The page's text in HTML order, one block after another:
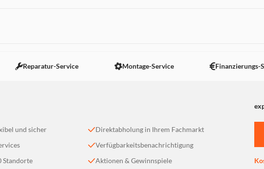
Reparatur-Service Montage-Service Finanzierungs-
und sicher
Standorte
Direktabholung in Ihrem Fachmarkt
Verfügbarkeitsbenachrichtigung
Aktionen & Gewinnspiele